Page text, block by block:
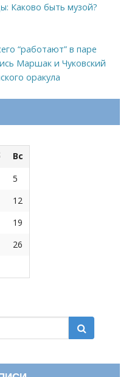
Каково быть музой?
“работают” в паре
Маршак и Чуковский
оракула
Вс
5
12
19
26